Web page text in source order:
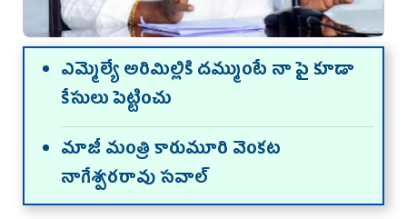
ఎమ్మెల్యే అరిమిల్లికి దమ్ముంటే నా పై కూడా
కేసులు పెట్టించు
మాజీ మంత్రి కారుమూరి వెంక‌ట
నాగేశ్వ‌ర‌రావు స‌వాల్‌